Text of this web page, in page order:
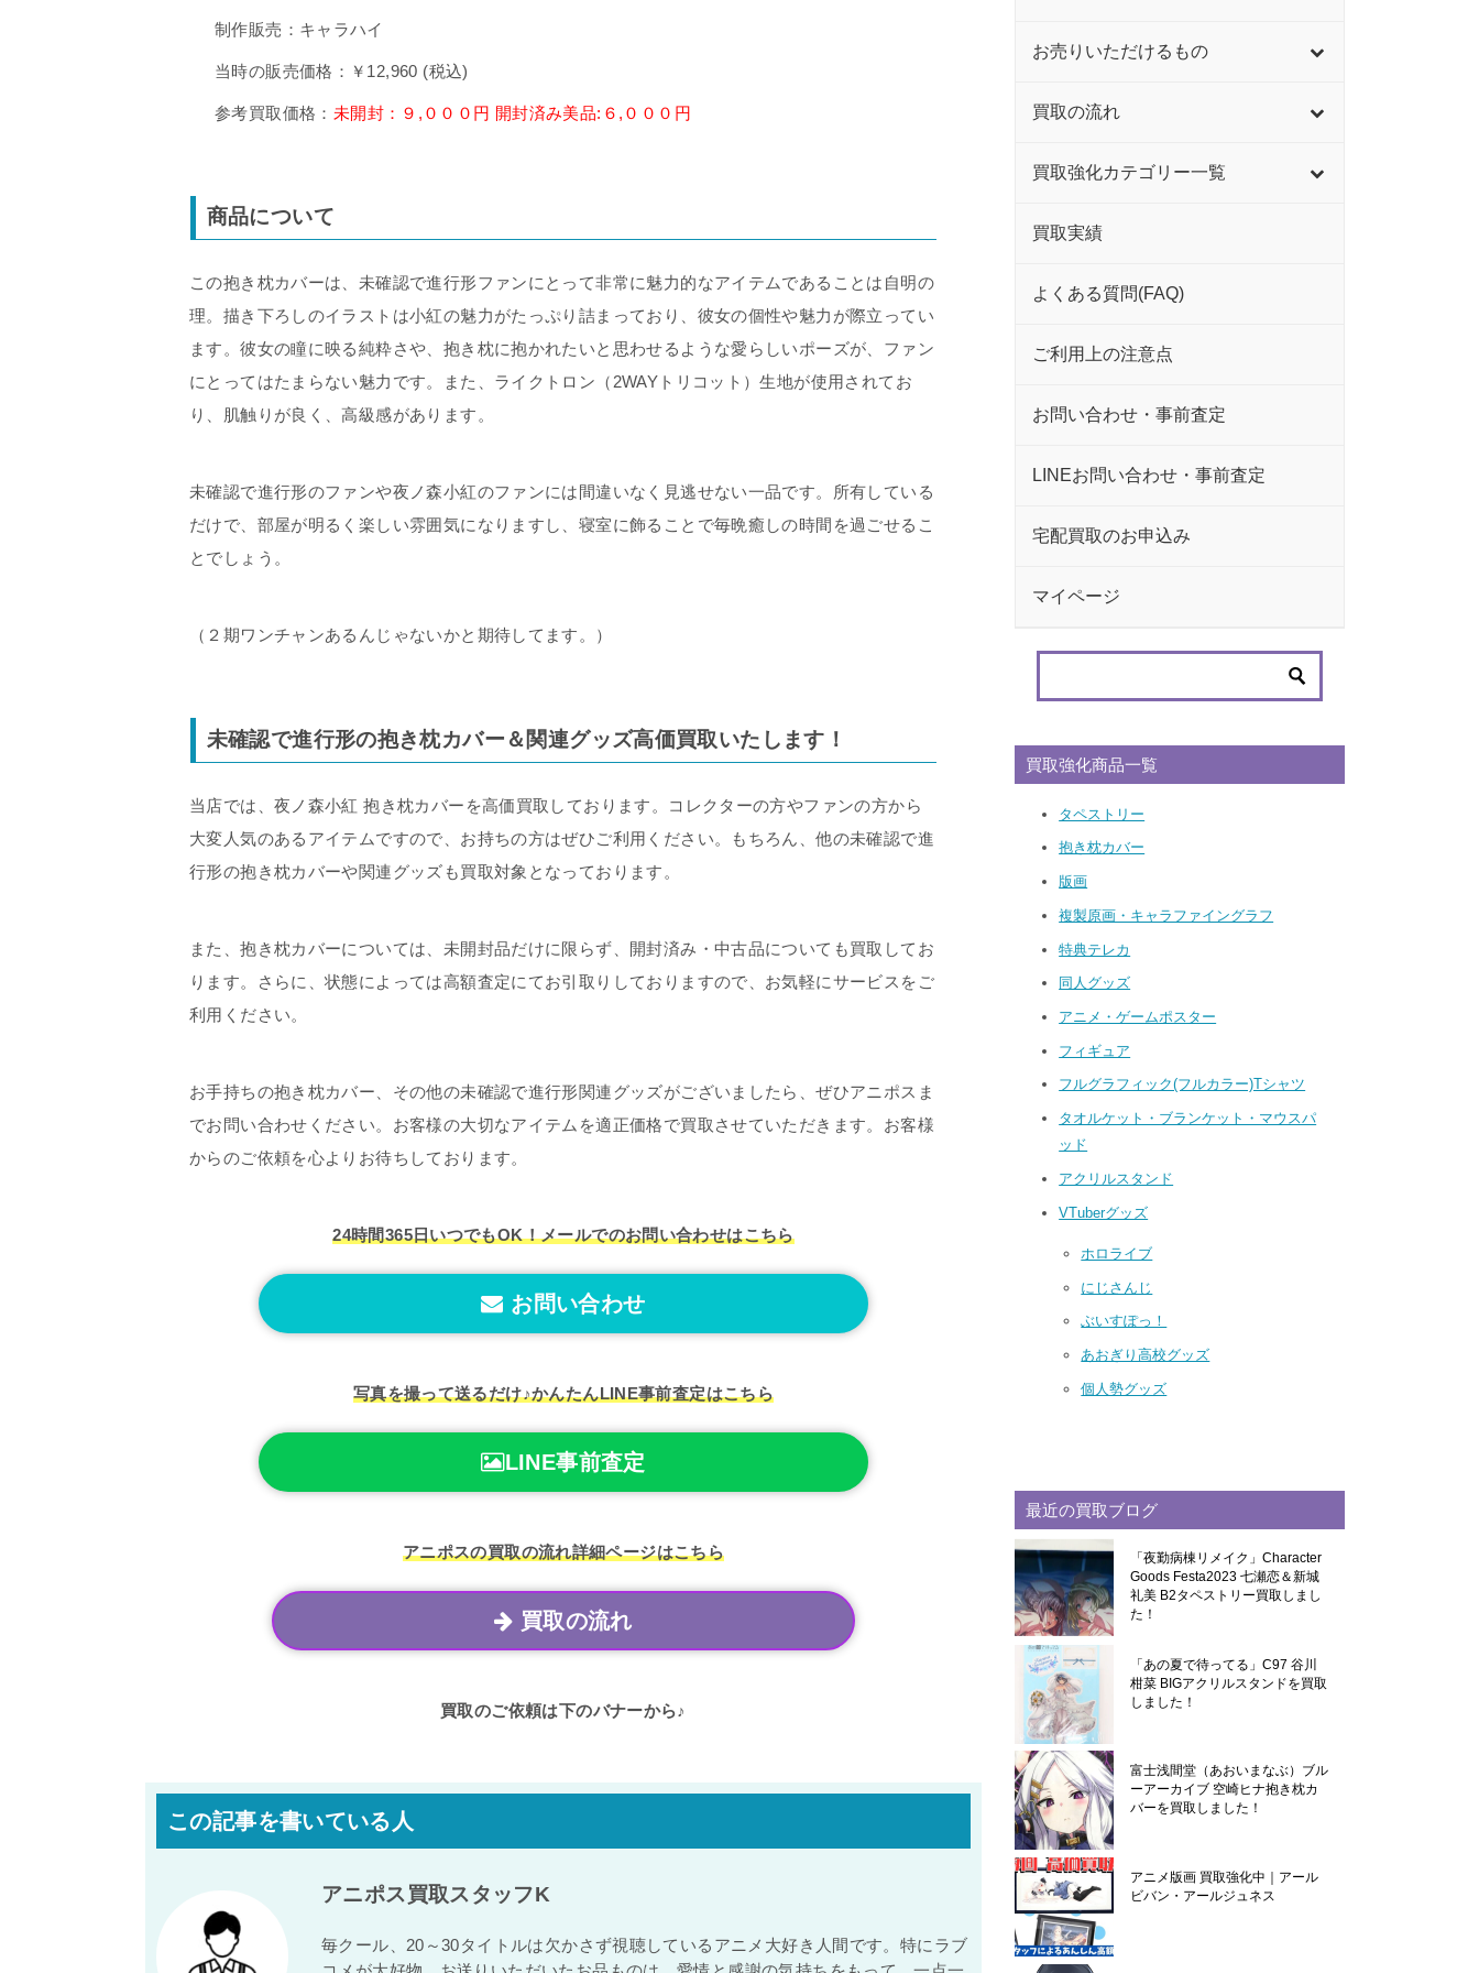
制作販売：キャラハイ
当時の販売価格：￥12,960 (税込)
参考買取価格： 未開封：９,０００円 開封済み美品:６,０００円
商品について
この抱き枕カバーは、未確認で進行形ファンにとって非常に魅力的なアイテムであることは自明の
理。描き下ろしのイラストは小紅の魅力がたっぷり詰まっており、彼女の個性や魅力が際立ってい
ます。彼女の瞳に映る純粋さや、抱き枕に抱かれたいと思わせるような愛らしいポーズが、ファン
にとってはたまらない魅力です。また、ライクトロン（2WAYトリコット）生地が使用されてお
り、肌触りが良く、高級感があります。
未確認で進行形のファンや夜ノ森小紅のファンには間違いなく見逃せない一品です。所有している
だけで、部屋が明るく楽しい雰囲気になりますし、寝室に飾ることで毎晩癒しの時間を過ごせるこ
とでしょう。
（２期ワンチャンあるんじゃないかと期待してます。）
未確認で進行形の抱き枕カバー＆関連グッズ高価買取いたします！
当店では、夜ノ森小紅 抱き枕カバーを高価買取しております。コレクターの方やファンの方から
大変人気のあるアイテムですので、お持ちの方はぜひご利用ください。もちろん、他の未確認で進
行形の抱き枕カバーや関連グッズも買取対象となっております。
また、抱き枕カバーについては、未開封品だけに限らず、開封済み・中古品についても買取してお
ります。さらに、状態によっては高額査定にてお引取りしておりますので、お気軽にサービスをご
利用ください。
お手持ちの抱き枕カバー、その他の未確認で進行形関連グッズがございましたら、ぜひアニポスま
でお問い合わせください。お客様の大切なアイテムを適正価格で買取させていただきます。お客様
からのご依頼を心よりお待ちしております。
24時間365日いつでもOK！メールでのお問い合わせはこちら
お問い合わせ
写真を撮って送るだけ♪かんたんLINE事前査定はこちら
LINE事前査定
アニポスの買取の流れ詳細ページはこちら
買取の流れ
買取のご依頼は下のバナーから♪
この記事を書いている人
アニポス買取スタッフK
毎クール、20～30タイトルは欠かさず視聴しているアニメ大好き人間です。特にラブ
お売りいただけるもの
買取の流れ
買取強化カテゴリー一覧
買取実績
よくある質問(FAQ)
ご利用上の注意点
お問い合わせ・事前査定
LINEお問い合わせ・事前査定
宅配買取のお申込み
マイページ
買取強化商品一覧
タペストリー
抱き枕カバー
版画
複製原画・キャラファイングラフ
特典テレカ
同人グッズ
アニメ・ゲームポスター
フィギュア
フルグラフィック(フルカラー)Tシャツ
タオルケット・ブランケット・マウスパ
ッド
アクリルスタンド
VTuberグッズ
ホロライブ
にじさんじ
ぶいすぽっ！
あおぎり高校グッズ
個人勢グッズ
最近の買取ブログ
「夜勤病棟リメイク」Character
Goods Festa2023 七瀬恋＆新城
礼美 B2タペストリー買取しまし
た！
「あの夏で待ってる」C97 谷川
柑菜 BIGアクリルスタンドを買取
しました！
富士浅間堂（あおいまなぶ）ブル
ーアーカイブ 空崎ヒナ抱き枕カ
バーを買取しました！
アニメ版画 買取強化中｜アール
ビバン・アールジュネス